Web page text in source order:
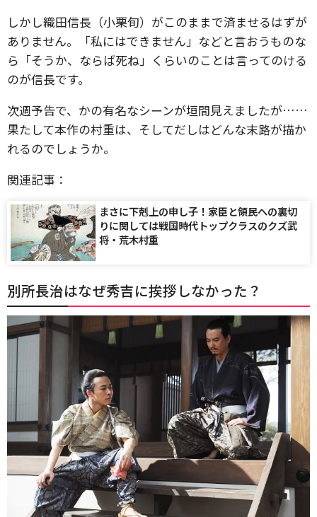
しかし織田信長（小栗旬）がこのままで済ませるはずが
ありません。「私にはできません」などと言おうものな
ら「そうか、ならば死ね」くらいのことは言ってのける
のが信長です。
次週予告で、かの有名なシーンが垣間見えましたが……
果たして本作の村重は、そしてだしはどんな末路が描か
れるのでしょうか。
関連記事：
まさに下剋上の申し子！家臣と領民への裏切
りに関しては戦国時代トップクラスのクズ武
将・荒木村重
別所長治はなぜ秀吉に挨拶しなかった？